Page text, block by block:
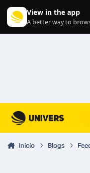
View in the app
A better way to
Inicio Blogs